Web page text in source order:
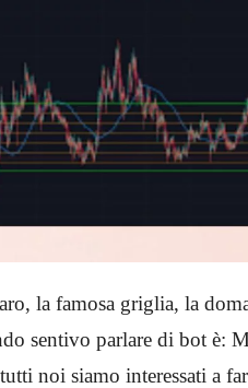
la famosa griglia, la
sentivo parlare di bot è:
noi siamo interessati a